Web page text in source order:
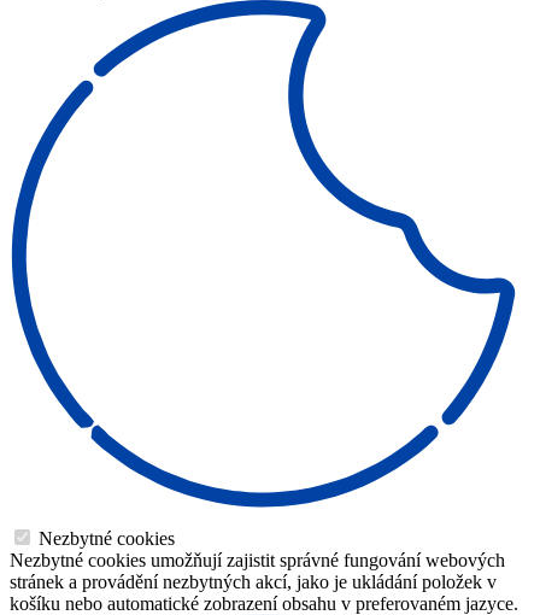
Nezbytné cookies
Nezbytné cookies umožňují zajistit správné fungování webových
stránek a provádění nezbytných akcí, jako je ukládání položek v
košíku nebo automatické zobrazení obsahu v preferovaném jazyce.